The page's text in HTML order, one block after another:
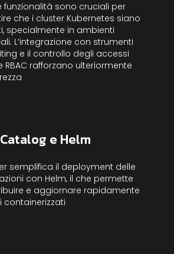
funzionalità sono cruciali per
che i cluster Kubernetes siano
specialmente in ambienti
L’integrazione con strumenti
e il controllo degli accessi
RBAC rafforzano ulteriormente
e Helm
semplifica il deployment delle
con Helm, il che permette
e aggiornare rapidamente
containerizzati